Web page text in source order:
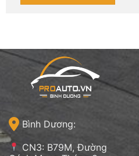
Bình Dương:
CN3: B79M, Đường